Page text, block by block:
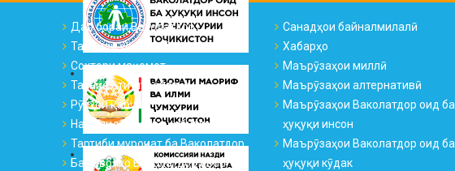
Дар бораи Ваколатдор
Тарҷумаи ҳоли ВҲК
Сохтори мақомот
Таснифоти муроҷиатҳо
Рӯзҳои қабул
Намояндагиҳо ва қабулгоҳҳо
Тартиби муроҷиат ба Ваколатдор
Ба саволҳо Ваколатдор ҷавоб
Санадҳои байналмилалӣ
Хабарҳо
Маърӯзаҳои миллӣ
Маърӯзаҳои алтернативӣ
Маърӯзаҳои Ваколатдор оид ба
ҳуқуқи инсон
Маърӯзаҳои Ваколатдор оид ба
ҳуқуқи кӯдак